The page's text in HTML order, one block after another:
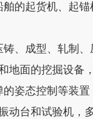
的起货机、起
、成型、轧制
地面的挖掘设备
姿态控制等装
动台和试验机，